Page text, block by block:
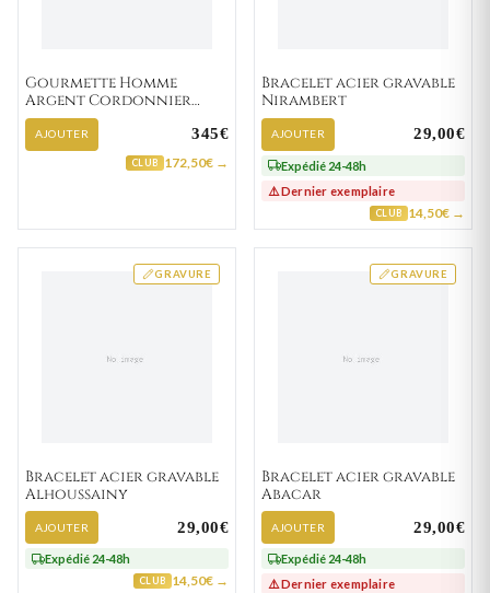
Gourmette Homme
Argent Cordonnier
Vielli cheval
AJOUTER 345€
CLUB 172,50€ →
Bracelet acier gravable
Nirambert
AJOUTER 29,00€
Expédié 24-48h
⚠️ Dernier exemplaire
CLUB 14,50€ →
GRAVURE
Bracelet acier gravable
Alhoussainy
AJOUTER 29,00€
Expédié 24-48h
CLUB 14,50€ →
GRAVURE
Bracelet acier gravable
Abacar
AJOUTER 29,00€
Expédié 24-48h
⚠️ Dernier exemplaire